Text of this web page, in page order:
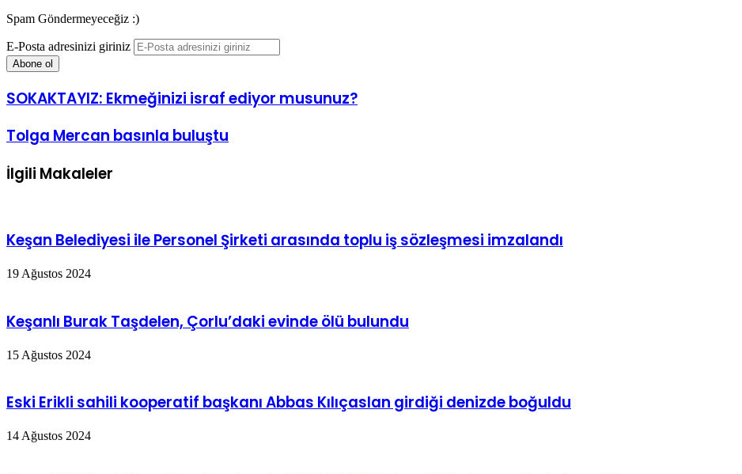
Spam Göndermeyeceğiz :)
E-Posta adresinizi giriniz
SOKAKTAYIZ: Ekmeğinizi israf ediyor musunuz?
Tolga Mercan basınla buluştu
İlgili Makaleler
Keşan Belediyesi ile Personel Şirketi arasında toplu iş sözleşmesi imzalandı
19 Ağustos 2024
Keşanlı Burak Taşdelen, Çorlu’daki evinde ölü bulundu
15 Ağustos 2024
Eski Erikli sahili kooperatif başkanı Abbas Kılıçaslan girdiği denizde boğuldu
14 Ağustos 2024